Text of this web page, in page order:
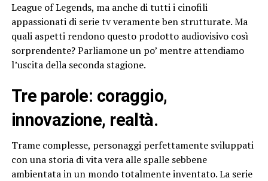
League of Legends, ma anche di tutti i cinofili
appassionati di serie tv veramente ben strutturate. Ma
quali aspetti rendono questo prodotto audiovisivo così
sorprendente? Parliamone un po’ mentre attendiamo
l’uscita della seconda stagione.
Tre parole: coraggio,
innovazione, realtà.
Trame complesse, personaggi perfettamente sviluppati
con una storia di vita vera alle spalle sebbene
ambientata in un mondo totalmente inventato. La serie